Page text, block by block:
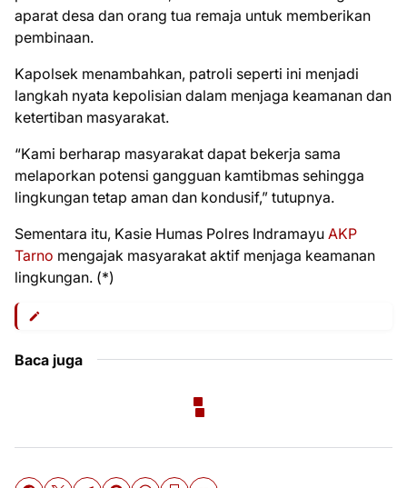
aparat desa dan orang tua remaja untuk memberikan
pembinaan.
Kapolsek menambahkan, patroli seperti ini menjadi
langkah nyata kepolisian dalam menjaga keamanan dan
ketertiban masyarakat.
“Kami berharap masyarakat dapat bekerja sama
melaporkan potensi gangguan kamtibmas sehingga
lingkungan tetap aman dan kondusif,” tutupnya.
Sementara itu, Kasie Humas Polres Indramayu AKP
Tarno mengajak masyarakat aktif menjaga keamanan
lingkungan. (*)
Baca juga